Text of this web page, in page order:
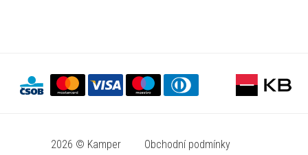
2026 © Kamper
Obchodní podmínky